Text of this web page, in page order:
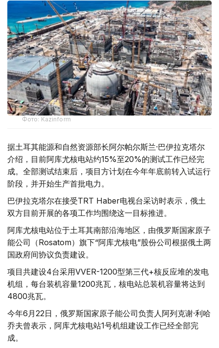
Фото: Kazinform
据土耳其能源和自然资源部长阿尔帕尔斯兰·巴伊拉克塔尔
介绍，目前阿库尤核电站约15%至20%的测试工作已经完
成。全部测试结束后，项目方计划在今年年底前转入试运行
阶段，并开始生产首批电力。
巴伊拉克塔尔在接受TRT Haber电视台采访时表示，俄土
双方目前开展的各项工作均围绕这一目标推进。
阿库尤核电站位于土耳其南部沿海地区，由俄罗斯国家原子
能公司（Rosatom）旗下“阿库尤核电”股份公司根据俄土两
国政府间协议负责建设。
项目共建设4台采用VVER-1200型第三代+核反应堆的发电
机组，每台装机容量1200兆瓦，核电站总装机容量将达到
4800兆瓦。
今年6月22日，俄罗斯国家原子能公司负责人阿列克谢·利哈
乔夫曾表示，阿库尤核电站1号机组建设工作已经全部完
成。